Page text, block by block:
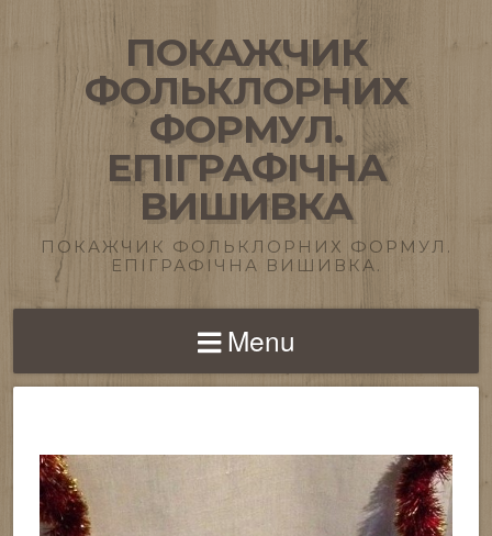
ПОКАЖЧИК
ФОЛЬКЛОРНИХ
ФОРМУЛ.
ЕПІГРАФІЧНА
ВИШИВКА
ПОКАЖЧИК ФОЛЬКЛОРНИХ ФОРМУЛ.
ЕПІГРАФІЧНА ВИШИВКА.
Menu